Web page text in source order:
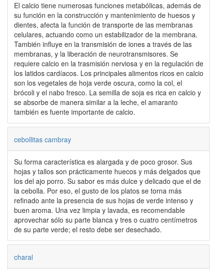
El calcio tiene numerosas funciones metabólicas, además de
su función en la construcción y mantenimiento de huesos y
dientes, afecta la función de transporte de las membranas
celulares, actuando como un estabilizador de la membrana.
También influye en la transmisión de iones a través de las
membranas, y la liberación de neurotransmisores. Se
requiere calcio en la trasmisión nerviosa y en la regulación de
los latidos cardíacos. Los principales alimentos ricos en calcio
son los vegetales de hoja verde oscura, como la col, el
brócoli y el nabo fresco. La semilla de soja es rica en calcio y
se absorbe de manera similar a la leche, el amaranto
también es fuente importante de calcio.
cebollitas cambray
Su forma característica es alargada y de poco grosor. Sus
hojas y tallos son prácticamente huecos y más delgados que
los del ajo porro. Su sabor es más dulce y delicado que el de
la cebolla. Por eso, el gusto de los platos se torna más
refinado ante la presencia de sus hojas de verde intenso y
buen aroma. Una vez limpia y lavada, es recomendable
aprovechar sólo su parte blanca y tres o cuatro centímetros
de su parte verde; el resto debe ser desechado.
charal